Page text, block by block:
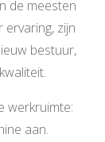
de meesten
zijn
bestuur,
werkruimte:
aan.